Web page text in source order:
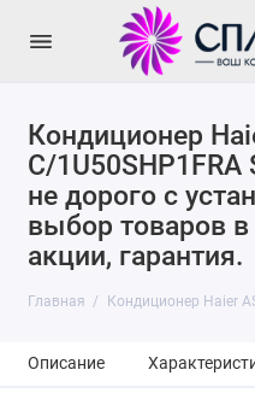
Кондиционер
C/1U50SHP1FRA
не дорого с
выбор товаров в
акции, гарантия.
Главная Кондиционер Haier
Описание